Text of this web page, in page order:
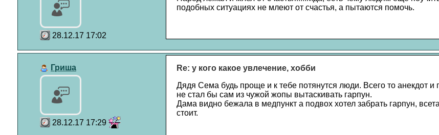
28.12.17 17:02
подобных ситуациях не млеют от счастья, а пытаются помочь.
Гриша
28.12.17 17:29
Re: у кого какое увлечение, хобби
Дядя Сема будь проще и к тебе потянутся люди. Всего то анекдот и
не стал бы сам из чужой жопы вытаскивать гарпун.
Дама видно бежала в медпункт а подвох хотел забрать гарпун,
стоит.